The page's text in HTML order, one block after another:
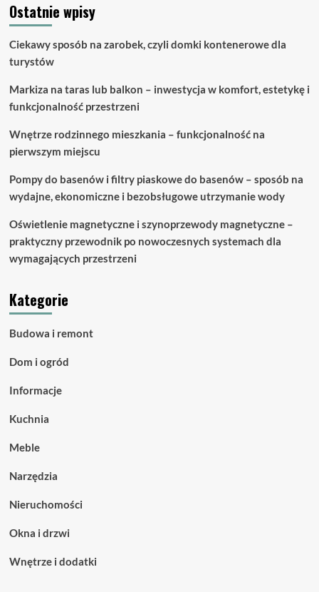
wiele
gości
jak
Ostatnie wpisy
Ciekawy sposób na zarobek, czyli domki kontenerowe dla
turystów
Markiza na taras lub balkon – inwestycja w komfort, estetykę i
funkcjonalność przestrzeni
Wnętrze rodzinnego mieszkania – funkcjonalność na
pierwszym miejscu
Pompy do basenów i filtry piaskowe do basenów – sposób na
wydajne, ekonomiczne i bezobsługowe utrzymanie wody
Oświetlenie magnetyczne i szynoprzewody magnetyczne –
praktyczny przewodnik po nowoczesnych systemach dla
wymagających przestrzeni
Kategorie
Budowa i remont
Dom i ogród
Informacje
Kuchnia
Meble
Narzędzia
Nieruchomości
Okna i drzwi
Wnętrze i dodatki